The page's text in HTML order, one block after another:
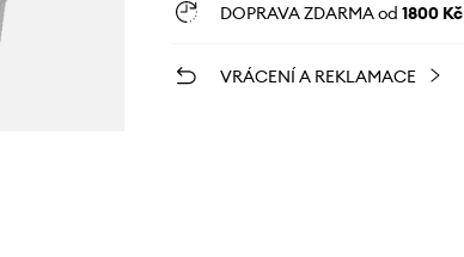
DOPRAVA ZDARMA od 1800 Kč
VRÁCENÍ A REKLAMACE